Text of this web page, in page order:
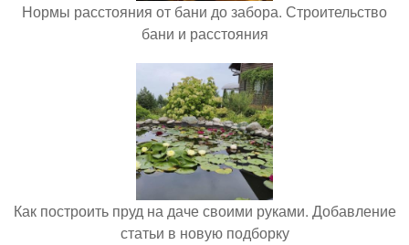
Нормы расстояния от бани до забора. Строительство
бани и расстояния
Как построить пруд на даче своими руками. Добавление
статьи в новую подборку